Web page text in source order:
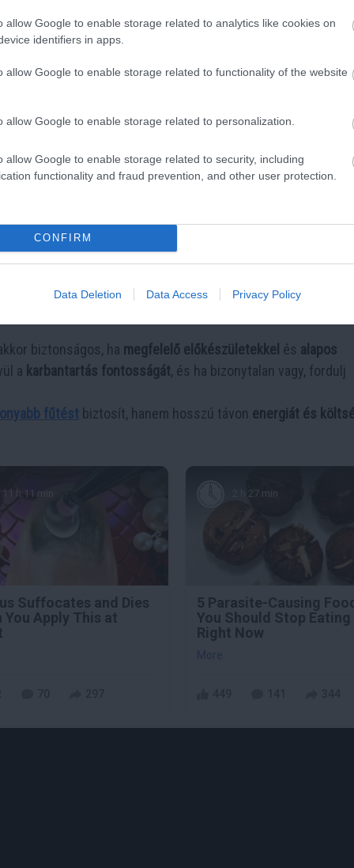
allow Google to enable storage related to analytics like cookies on
identifiers in apps.
allow Google to enable storage related to functionality of the website
allow Google to enable storage related to personalization.
allow Google to enable storage related to security, including
functionality and fraud prevention, and other user protection.
CONFIRM
Data Deletion Data Access Privacy Policy
biztonságos, ha megfelelő előkészületekkel és alapos
a karbantartás fontosságát, és ha bizonytalan vagy, fordulj
fűtést biztosít, hanem hosszú távon energiát és
11 h 11 min
Suffocates and Dies
You Apply This at
2 h 27 min
5 Parasite-Causing
You Should Stop Eating
Right Now
More